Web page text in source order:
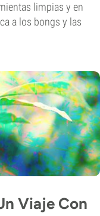
limpias y en
a los bongs y las
Viaje Con